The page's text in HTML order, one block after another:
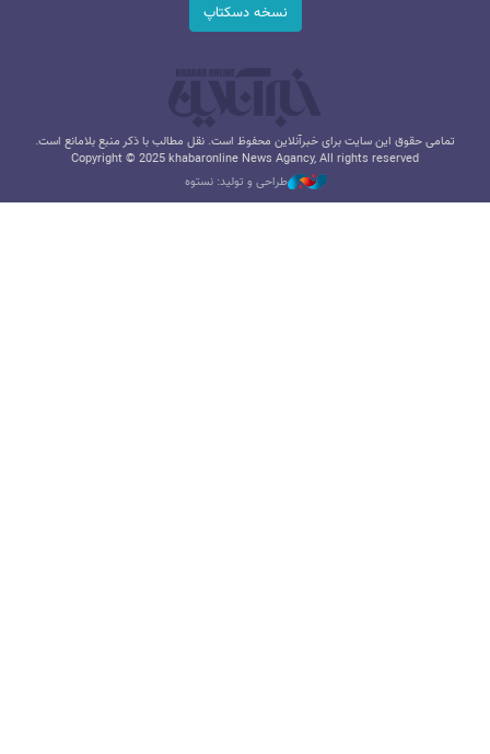
نسخه دسکتاپ
تمامی حقوق این سایت برای خبرآنلاین محفوظ است. نقل مطالب با ذکر منبع بلامانع است.
Copyright © 2025 khabaronline News Agancy, All rights reserved
طراحی و تولید: نستوه